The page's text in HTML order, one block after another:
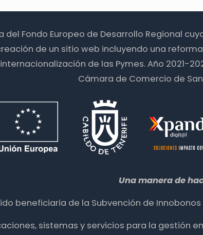
del Fondo Europeo de Desarrollo
de un sitio web incluyendo una
de las Pymes. Año 2021-
Cámara de Comercio de
Una manera de
beneficiaria de la Subvención de
sistemas y servicios para la gestión